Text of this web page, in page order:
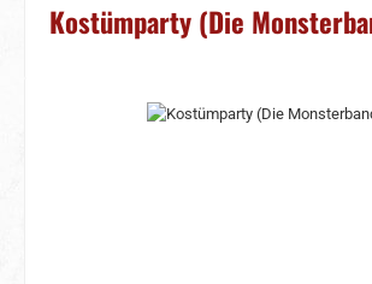
Kostümparty (Die
Bildergalerie überspringen